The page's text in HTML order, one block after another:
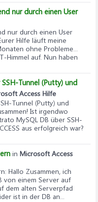
nur durch einen User
nur durch einen User
Hilfe läuft meine
ohne Probleme...
Himmel auf. Nun haben
Tunnel (Putty) und
Access Hilfe
Tunnel (Putty) und
Ist irgendwo
MySQL DB über SSH-
aus erfolgreich war?
in Microsoft Access
: Hallo Zusammen, ich
von einem Server auf
dem alten Serverpfad
ist in der DB an...